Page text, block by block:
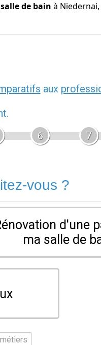
de bain à
aux
6 7
vous ?
d'une
ma salle de